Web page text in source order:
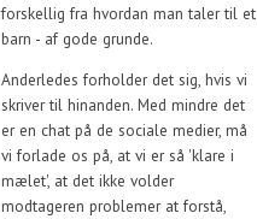
forskellig fra hvordan man taler til et
barn - af gode grunde.
Anderledes forholder det sig, hvis vi
skriver til hinanden. Med mindre det
er en chat på de sociale medier, må
vi forlade os på, at vi er så 'klare i
mælet', at det ikke volder
modtageren problemer at forstå,